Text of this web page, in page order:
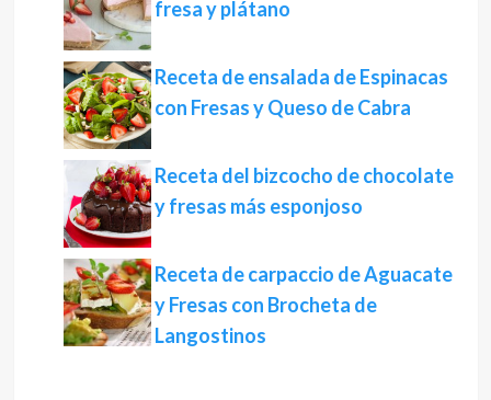
fresa y plátano
Receta de ensalada de Espinacas
con Fresas y Queso de Cabra
Receta del bizcocho de chocolate
y fresas más esponjoso
Receta de carpaccio de Aguacate
y Fresas con Brocheta de
Langostinos